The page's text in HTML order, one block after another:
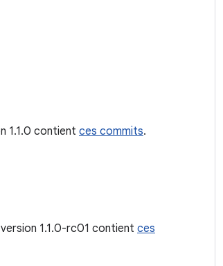
1.1.0 contient ces commits.
1.1.0-rc01 contient ces